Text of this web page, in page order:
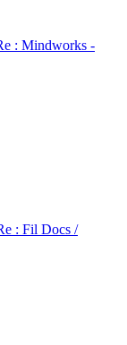
: Mindworks -
: Fil Docs /